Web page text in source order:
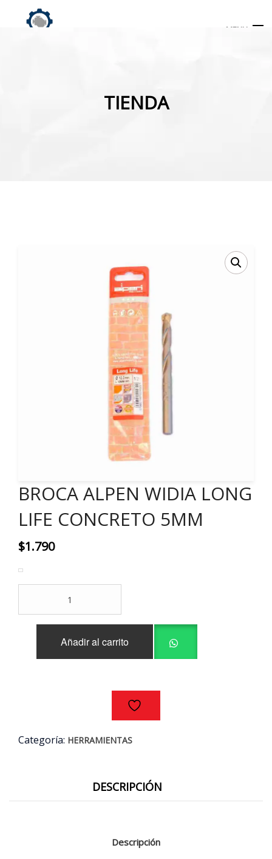
MENU
TIENDA
BROCA ALPEN WIDIA LONG
LIFE CONCRETO 5MM
$1.790
WIDIA
Añadir al carrito
Categoría: HERRAMIENTAS
DESCRIPCIÓN
Descripción